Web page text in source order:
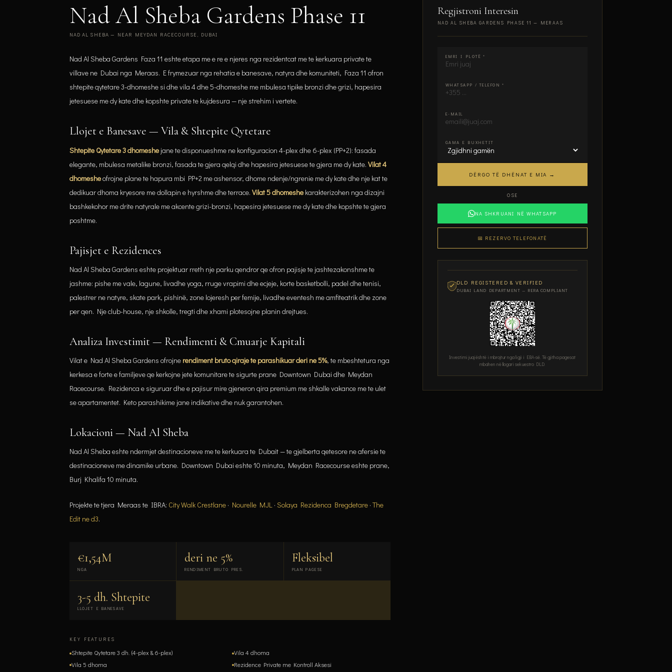
Nad Al Sheba Gardens Phase 11
NAD AL SHEBA — NEAR MEYDAN RACECOURSE, DUBAI
Nad Al Sheba Gardens Faza 11 eshte etapa me e re e njeres nga rezidentcat me te kerkuara private te
villave ne Dubai nga Meraas. E frymezuar nga rehatia e banesave, natyra dhe komuniteti, Faza 11 ofron
shtepite qytetare 3-dhomeshe si dhe vila 4 dhe 5-dhomeshe me mbulesa tipike bronzi dhe grizi, hapesira
jetesuese me dy kate dhe kopshte private te kujdesura — nje strehim i vertete.
Llojet e Banesave — Vila & Shtepite Qytetare
Shtepite Qytetare 3 dhomeshe jane te disponueshme ne konfiguracion 4-plex dhe 6-plex (PP+2): fasada
elegante, mbulesa metalike bronzi, fasada te gjera qelqi dhe hapesira jetesuese te gjera me dy kate.Vilat 4
dhomesheofrojne plane te hapura mbi PP+2 me ashensor, dhome ndenje/ngrenie me dy kate dhe nje kat te
dedikuar dhoma kryesore me dollapin e hyrshme dhe terrace.Vilat 5 dhomeshe karakterizohen nga dizajni
bashkekohor me drite natyrale me akcente grizi-bronzi, hapesira jetesuese me dy kate dhe kopshte te gjera
poshtme.
Pajisjet e Rezidences
Nad Al Sheba Gardens eshte projektuar rreth nje parku qendror qe ofron pajisje te jashtezakonshme te
jashme: pishe me vale, lagune, livadhe yoga, rruge vrapimi dhe ecjeje, korte basketbolli, padel dhe tenisi,
palestrer ne natyre, skate park, pishinë, zone lojeresh per femije, livadhe eventesh me amfiteatrik dhe zone
per qen. Nje club-house, nje shkolle, tregti dhe xhami plotesojne planin drejtues.
Analiza Investimit — Rendimenti & Cmuarje Kapitali
Vilat e Nad Al Sheba Gardens ofrojne rendiment bruto qiraje te parashikuar deri ne 5%, te mbeshtetura nga
kerkesa e forte e familjeve qe kerkojne jete komunitare te sigurte prane Downtown Dubai dhe Meydan
Racecourse. Rezidenca e siguruar dhe e pajisur mire gjeneron qira premium me shkalle vakance me te ulet
se apartamentet. Keto parashikime jane indikative dhe nuk garantohen.
Lokacioni — Nad Al Sheba
Nad Al Sheba eshte ndermjet destinacioneve me te kerkuara te Dubait — te gjelberta qetesore ne afersie te
destinacioneve me dinamike urbane. Downtown Dubai eshte 10 minuta, Meydan Racecourse eshte prane,
Burj Khalifa 10 minuta.
Projekte te tjera Meraas te IBRA: City Walk Crestlane · Nourelle MJL ·Solaya Rezidenca Bregdetare ·The
Edit ne d3.
€1,54M
NGA
deri ne 5%
RENDIMENT BRUTO PRES.
Fleksibel
PLAN PAGESE
3-5 dh. Shtepite
LLOJET E BANESAVE
KEY FEATURES
Shtepite Qytetare 3 dh. (4-plex & 6-plex)
Vila 4 dhoma
Vila 5 dhoma
Rezidence Private me Kontroll Aksesi
Regjistroni Interesin
NAD AL SHEBA GARDENS PHASE 11 — MERAAS
EMRI I PLOTË *
WHATSAPP / TELEFON *
E-MAIL
GAMA E BUXHETIT
DËRGO TË DHËNAT E MIA →
OSE
NA SHKRUANI NË WHATSAPP
📅 REZERVO TELEFONATË
DLD REGISTERED & VERIFIED
DUBAI LAND DEPARTMENT — RERA COMPLIANT
Investimi juaj është i mbrojtur nga ligji i EBA-së. Të gjitha pagesat
mbahen në llogari sekuestro DLD.